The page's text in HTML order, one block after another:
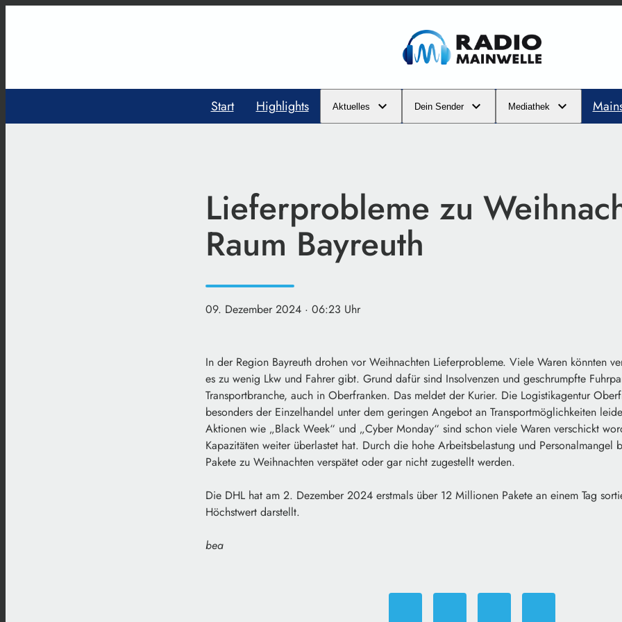
Start Highlights Aktuelles Dein Sender Mediathek
Lieferprobleme zu
Raum Bayreuth
09. Dezember 2024 · 06:23 Uhr
In der Region Bayreuth drohen vor Weihnachten Lieferprobleme. Viele Waren könnten
es zu wenig Lkw und Fahrer gibt. Grund dafür sind Insolvenzen und geschrumpfte
Transportbranche, auch in Oberfranken. Das meldet der Kurier. Die Logistikagentur
besonders der Einzelhandel unter dem geringen Angebot an Transportmöglichkeiten
Aktionen wie „Black Week“ und „Cyber Monday“ sind schon viele Waren verschickt
Kapazitäten weiter überlastet hat. Durch die hohe Arbeitsbelastung und Personalmangel
Pakete zu Weihnachten verspätet oder gar nicht zugestellt werden.
Die DHL hat am 2. Dezember 2024 erstmals über 12 Millionen Pakete an einem Tag
Höchstwert darstellt.
bea